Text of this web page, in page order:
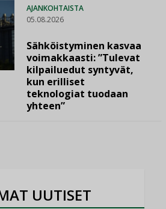
AJANKOHTAISTA
05.08.2026
Sähköistyminen kasvaa
voimakkaasti: ”Tulevat
kilpailuedut syntyvät,
kun erilliset
teknologiat tuodaan
yhteen”
UUTISET